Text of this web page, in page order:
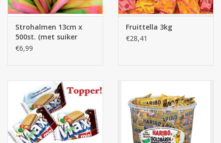
Strohalmen 13cm x
500st. (met suiker
poeder) - 1 zakje
€6,99
Fruittella 3kg
€28,41